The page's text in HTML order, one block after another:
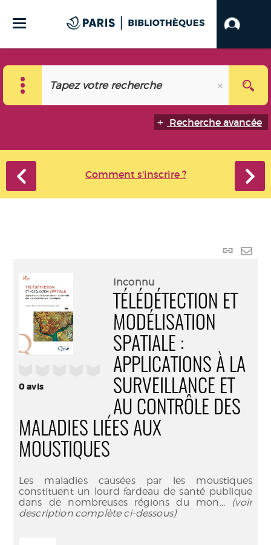
Recherche avancée
Comment s'inscrire ?
Lien
0avis
Inconnu
TÉLÉDÉTECTION ET
MODÉLISATION
SPATIALE :
APPLICATIONS À LA
SURVEILLANCE ET
AU CONTRÔLE DES
MALADIES LIÉES AUX
MOUSTIQUES
Les maladies causées par les moustiques
constituent un lourd fardeau de santé publique
dans de nombreuses régions du mon... (voir
description complète ci-dessous)